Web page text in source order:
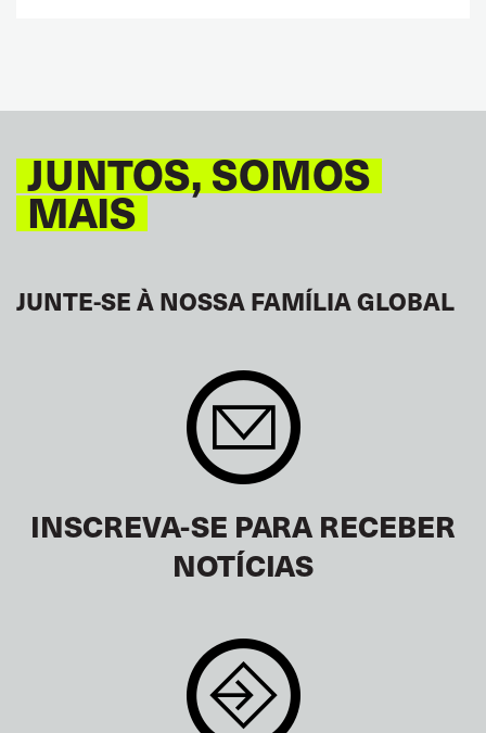
JUNTOS, SOMOS
MAIS
JUNTE-SE À NOSSA FAMÍLIA GLOBAL
INSCREVA-SE PARA RECEBER
NOTÍCIAS